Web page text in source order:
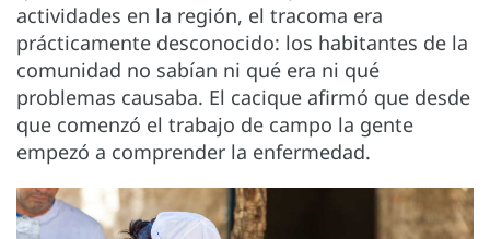
actividades en la región, el tracoma era
prácticamente desconocido: los habitantes de la
comunidad no sabían ni qué era ni qué
problemas causaba. El cacique afirmó que desde
que comenzó el trabajo de campo la gente
empezó a comprender la enfermedad.